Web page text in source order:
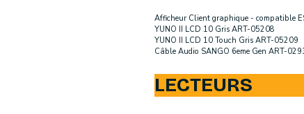
Afficheur Client graphique - compatible
YUNO II LCD 10 Gris ART-05208
YUNO II LCD 10 Touch Gris ART-05209
Câble Audio SANGO 6eme Gen ART-
LECTEURS